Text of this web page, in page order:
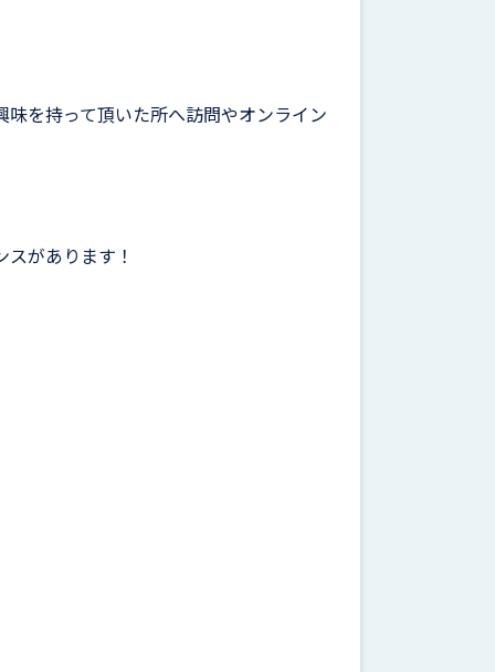
を持って頂いた所へ訪問やオンライン
があります！